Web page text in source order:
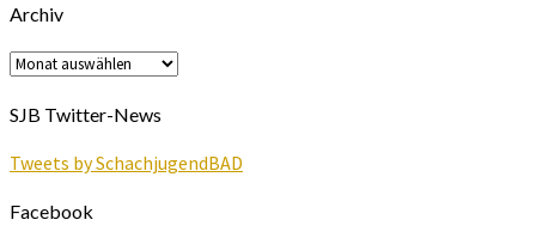
Archiv
Archiv
SJB Twitter-News
Tweets by SchachjugendBAD
Facebook